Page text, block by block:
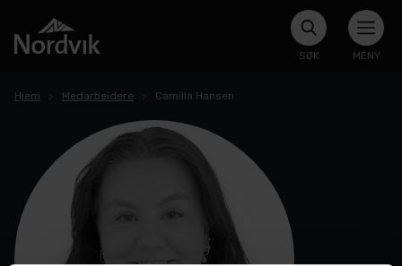
SØK MENY
Hjem Medarbeidere Camilla Hansen